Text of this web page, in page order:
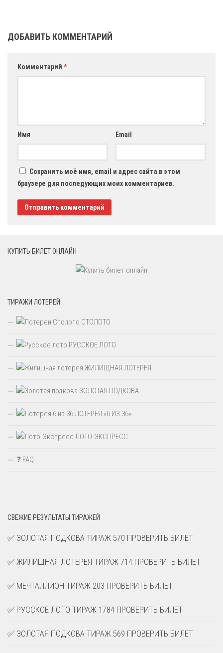
ДОБАВИТЬ КОММЕНТАРИЙ
Комментарий *
Имя Email
Сохранить моё имя, email и адрес сайта в этом
браузере для последующих моих комментариев.
КУПИТЬ БИЛЕТ ОНЛАЙН
ТИРАЖИ ЛОТЕРЕЙ
СТОЛОТО
РУССКОЕ ЛОТО
ЖИЛИЩНАЯ ЛОТЕРЕЯ
ЗОЛОТАЯ ПОДКОВА
ЛОТЕРЕЯ «6 ИЗ 36»
ЛОТО-ЭКСПРЕСС
❓ FAQ
СВЕЖИЕ РЕЗУЛЬТАТЫ ТИРАЖЕЙ
✅ ЗОЛОТАЯ ПОДКОВА ТИРАЖ 570 ПРОВЕРИТЬ БИЛЕТ
✅ ЖИЛИЩНАЯ ЛОТЕРЕЯ ТИРАЖ 714 ПРОВЕРИТЬ БИЛЕТ
✅ МЕЧТАЛЛИОН ТИРАЖ 203 ПРОВЕРИТЬ БИЛЕТ
✅ РУССКОЕ ЛОТО ТИРАЖ 1784 ПРОВЕРИТЬ БИЛЕТ
✅ ЗОЛОТАЯ ПОДКОВА ТИРАЖ 569 ПРОВЕРИТЬ БИЛЕТ